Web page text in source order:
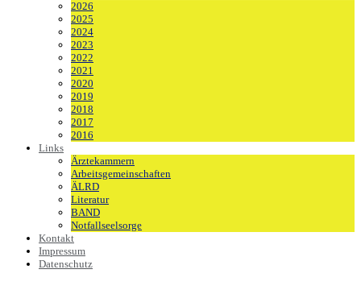
2026
2025
2024
2023
2022
2021
2020
2019
2018
2017
2016
Links
Ärztekammern
Arbeitsgemeinschaften
ÄLRD
Literatur
BAND
Notfallseelsorge
Kontakt
Impressum
Datenschutz